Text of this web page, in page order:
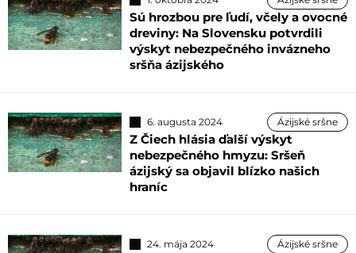
Sú hrozbou pre ľudí, včely a ovocné
dreviny: Na Slovensku potvrdili
výskyt nebezpečného invázneho
sršňa ázijského
6. augusta 2024 Ázijské sršne
Z Čiech hlásia ďalší výskyt
nebezpečného hmyzu: Sršeň
ázijský sa objavil blízko našich
hraníc
24. mája 2024 Ázijské sršne